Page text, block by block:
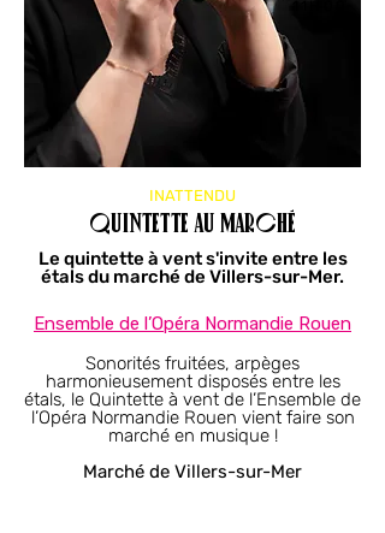
INATTENDU
Quintette au marché
Le quintette à vent s'invite entre les
étals du marché de Villers-sur-Mer.
Ensemble de l’Opéra Normandie Rouen​​​
Sonorités fruitées, arpèges
harmonieusement disposés entre les
étals, le Quintette à vent de l’Ensemble de
l’Opéra Normandie Rouen vient faire son
marché en musique !
Marché de Villers-sur-Mer